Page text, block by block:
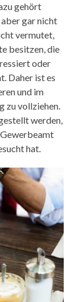
gehört
aber gar nicht
vermutet,
besitzen, die
oder
Daher ist es
und im
zu vollziehen.
werden,
hat.